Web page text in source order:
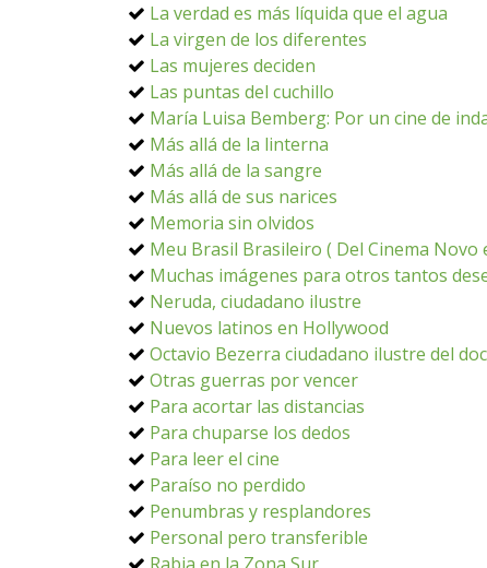
La verdad es más líquida que el agua
La virgen de los diferentes
Las mujeres deciden
Las puntas del cuchillo
María Luisa Bemberg: Por un cine de
Más allá de la linterna
Más allá de la sangre
Más allá de sus narices
Memoria sin olvidos
Meu Brasil Brasileiro ( Del Cinema
Muchas imágenes para otros tantos
Neruda, ciudadano ilustre
Nuevos latinos en Hollywood
Octavio Bezerra ciudadano ilustre del
Otras guerras por vencer
Para acortar las distancias
Para chuparse los dedos
Para leer el cine
Paraíso no perdido
Penumbras y resplandores
Personal pero transferible